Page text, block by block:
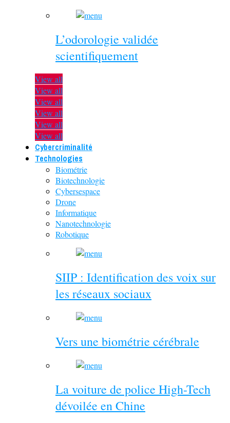
L’odorologie validée
scientifiquement
View all
View all
View all
View all
View all
View all
Cybercriminalité
Technologies
Biométrie
Biotechnologie
Cybersespace
Drone
Informatique
Nanotechnologie
Robotique
SIIP : Identification des voix sur
les réseaux sociaux
Vers une biométrie cérébrale
La voiture de police High-Tech
dévoilée en Chine